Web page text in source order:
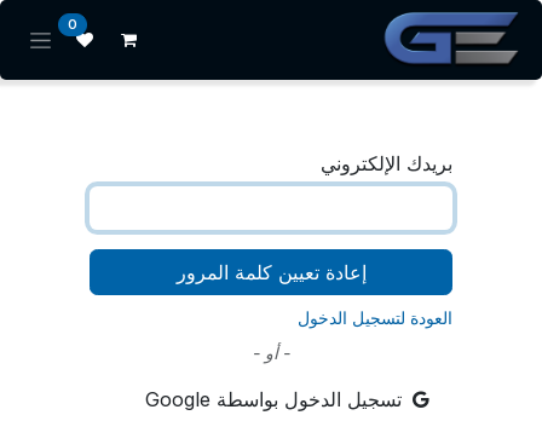
تخطي للذهاب إلى المحتوى 0
بريدك الإلكتروني
إعادة تعيين كلمة المرور
العودة لتسجيل الدخول
- أو -
تسجيل الدخول بواسطة Google